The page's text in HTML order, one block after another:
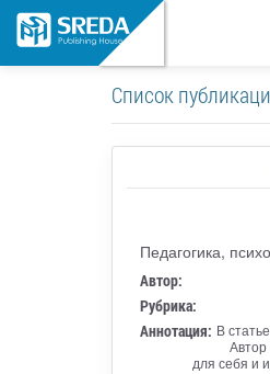
Список
Педагогика,
Автор:
Рубрика:
Аннотация: В
для себя и